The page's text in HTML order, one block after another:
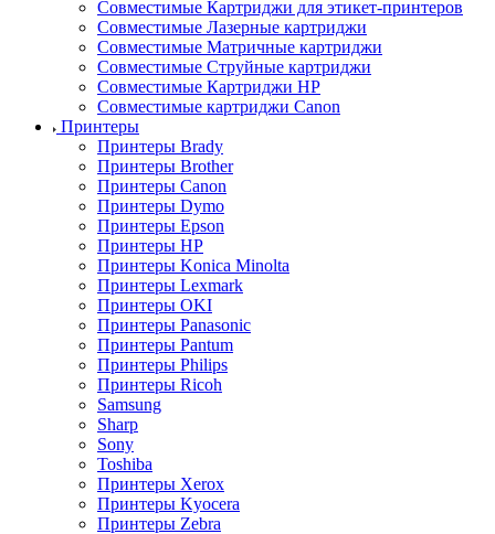
Совместимые Картриджи для этикет-принтеров
Совместимые Лазерные картриджи
Совместимые Матричные картриджи
Совместимые Струйные картриджи
Совместимые Картриджи HP
Совместимые картриджи Canon
Принтеры
Принтеры Brady
Принтеры Brother
Принтеры Canon
Принтеры Dymo
Принтеры Epson
Принтеры HP
Принтеры Konica Minolta
Принтеры Lexmark
Принтеры OKI
Принтеры Panasonic
Принтеры Pantum
Принтеры Philips
Принтеры Ricoh
Samsung
Sharp
Sony
Toshiba
Принтеры Xerox
Принтеры Kyocera
Принтеры Zebra